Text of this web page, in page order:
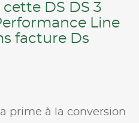
DS DS 3
Line
facture Ds
prime à la conversion